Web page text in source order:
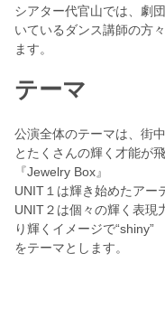
シアター代官山では、劇
いているダンス講師の方
ます。
テーマ
公演全体のテーマは、街
とたくさんの輝く才能が
『Jewelry Box』
UNIT１は輝き始めたアー
UNIT２は個々の輝く表現
り輝くイメージで“shiny”
をテーマとします。